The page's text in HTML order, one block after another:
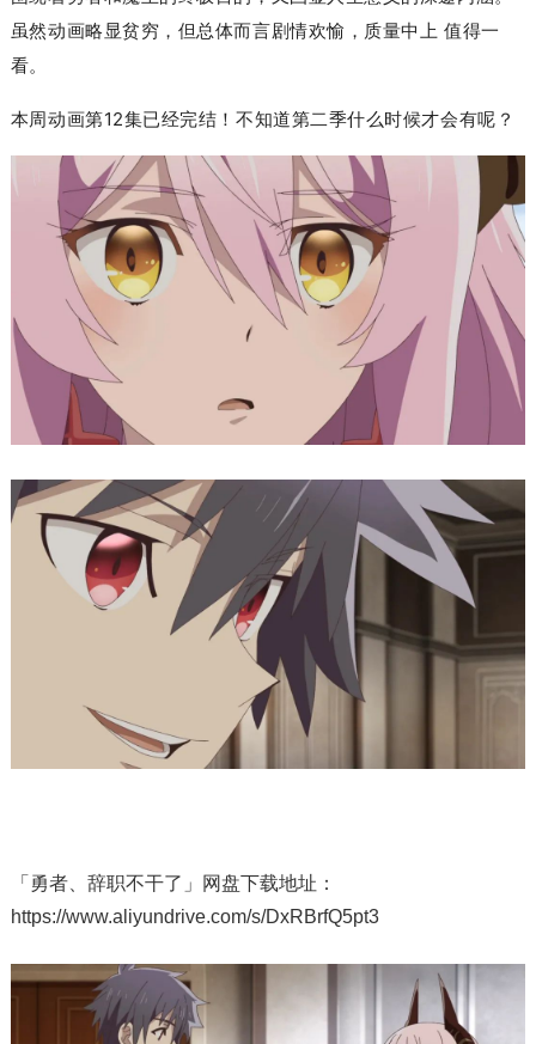
虽然动画略显贫穷，但总体而言剧情欢愉， 质量中上 值得一
看。
本周动画第12集已经完结！不知道第二季什么时候才会有呢？
「勇者、辞职不干了」网盘下载地址：
https://www.aliyundrive.com/s/DxRBrfQ5pt3